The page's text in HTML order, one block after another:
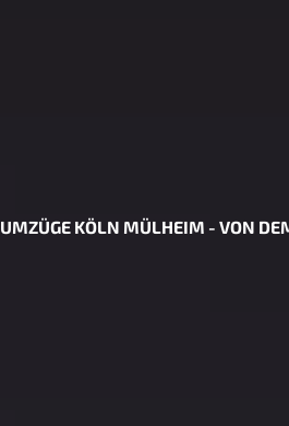
UMZÜGE KÖLN MÜLHEIM - VON